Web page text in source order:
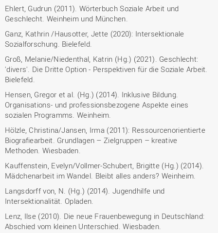
Ehlert, Gudrun (2011). Wörterbuch Soziale Arbeit und
Geschlecht. Weinheim und München.
Ganz, Kathrin /Hausotter, Jette (2020): Intersektionale
Sozialforschung. Bielefeld.
Groß, Melanie/Niedenthal, Katrin (Hg.) (2021). Geschlecht:
'divers'. Die Dritte Option - Perspektiven für die Soziale Arbeit.
Bielefeld.
Hensen, Gregor et al. (Hg.) (2014). Inklusive Bildung.
Organisations- und professionsbezogene Aspekte eines
sozialen Programms. Weinheim.
Hölzle, Christina/Jansen, Irma (2011): Ressourcenorientierte
Biografiearbeit. Grundlagen – Zielgruppen – kreative
Methoden. Wiesbaden.
Kauffenstein, Evelyn/Vollmer-Schubert, Brigitte (Hg.) (2014).
Mädchenarbeit im Wandel. Bleibt alles anders? Weinheim.
Langsdorff von, N. (Hg.) (2014). Jugendhilfe und
Intersektionalität. Opladen.
Lenz, Ilse (2010). Die neue Frauenbewegung in Deutschland:
Abschied vom kleinen Unterschied. Wiesbaden.